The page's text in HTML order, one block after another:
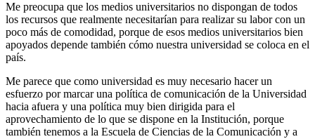
Me preocupa que los medios universitarios no dispongan de todos
los recursos que realmente necesitarían para realizar su labor con un
poco más de comodidad, porque de esos medios universitarios bien
apoyados depende también cómo nuestra universidad se coloca en el
país.
Me parece que como universidad es muy necesario hacer un
esfuerzo por marcar una política de comunicación de la Universidad
hacia afuera y una política muy bien dirigida para el
aprovechamiento de lo que se dispone en la Institución, porque
también tenemos a la Escuela de Ciencias de la Comunicación y a